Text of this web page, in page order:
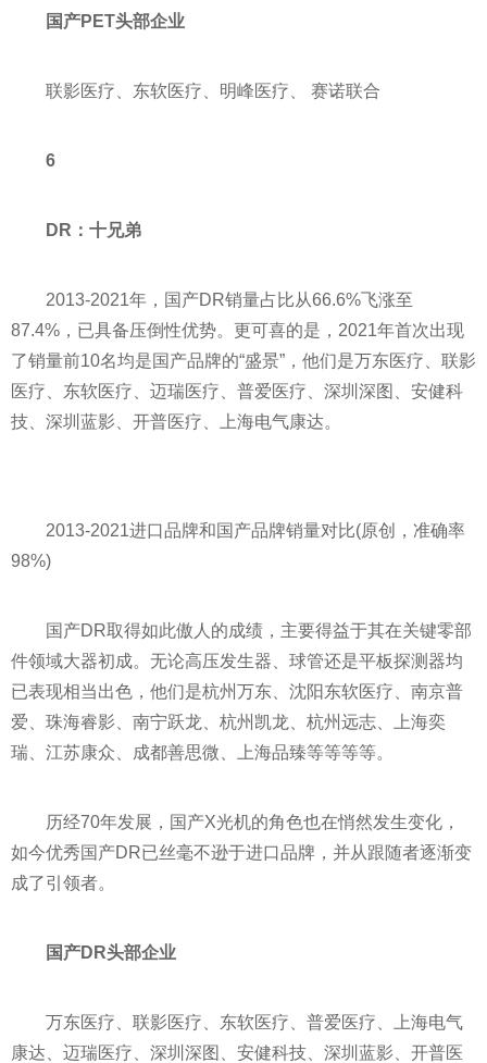
国产PET头部企业
联影医疗、东软医疗、明峰医疗、 赛诺联合
6
DR：十兄弟
2013-2021年，国产DR销量占比从66.6%飞涨至
87.4%，已具备压倒性优势。更可喜的是，2021年首次出现
了销量前10名均是国产品牌的“盛景”，他们是万东医疗、联影
医疗、东软医疗、迈瑞医疗、普爱医疗、深圳深图、安健科
技、深圳蓝影、开普医疗、上海电气康达。
2013-2021进口品牌和国产品牌销量对比(原创，准确率
98%)
国产DR取得如此傲人的成绩，主要得益于其在关键零部
件领域大器初成。无论高压发生器、球管还是平板探测器均
已表现相当出色，他们是杭州万东、沈阳东软医疗、南京普
爱、珠海睿影、南宁跃龙、杭州凯龙、杭州远志、上海奕
瑞、江苏康众、成都善思微、上海品臻等等等等。
历经70年发展，国产X光机的角色也在悄然发生变化，
如今优秀国产DR已丝毫不逊于进口品牌，并从跟随者逐渐变
成了引领者。
国产DR头部企业
万东医疗、联影医疗、东软医疗、普爱医疗、上海电气
康达、迈瑞医疗、深圳深图、安健科技、深圳蓝影、开普医